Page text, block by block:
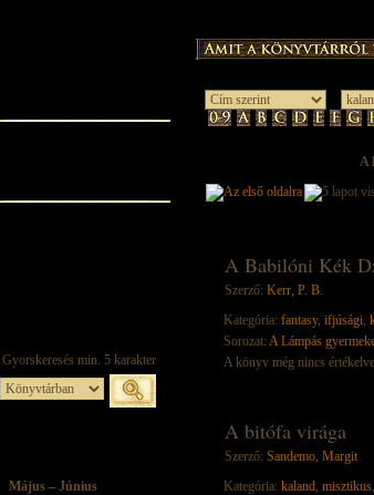
Május – Június
A
A Babilóni Kék
Szerző: Kerr, P. B.
Kategória: fantasy, ifjúsági,
Sorozat: A Lámpás
A könyv még nincs
A bitófa virága
Szerző: Sandemo, Margit
Kategória: kaland, misztikus,